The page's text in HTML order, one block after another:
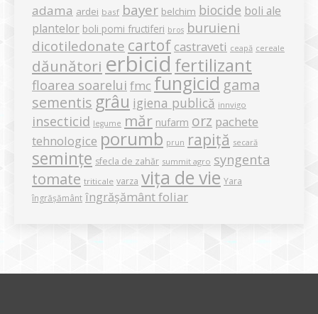
adama ardei basf bayer belchim biocide boli ale
plantelor boli pomi fructiferi bros buruieni
dicotiledonate cartof castraveti ceapă cereale
dăunători erbicid fertilizant
floarea soarelui fmc fungicid gama
sementis grâu igiena publică innvigo
insecticid legume măr nufarm orz pachete
tehnologice porumb prun rapiță secară
semințe sfecla de zahăr summit agro syngenta
tomate triticale varza vița de vie Yara
îngrășământ îngrășământ foliar